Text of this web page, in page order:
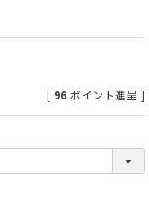
[ 96 ポイント進呈 ]